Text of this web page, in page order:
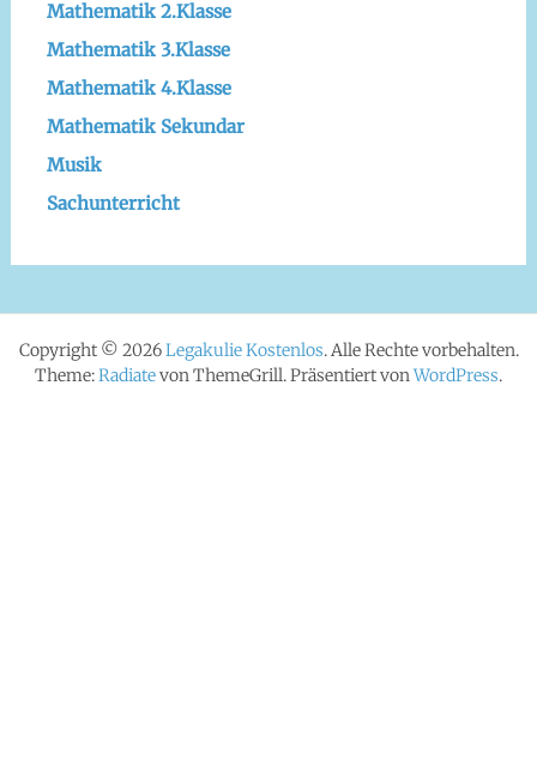
Mathematik 2.Klasse
Mathematik 3.Klasse
Mathematik 4.Klasse
Mathematik Sekundar
Musik
Sachunterricht
Copyright © 2026Legakulie Kostenlos. Alle Rechte vorbehalten.
Theme:Radiatevon ThemeGrill. Präsentiert vonWordPress.